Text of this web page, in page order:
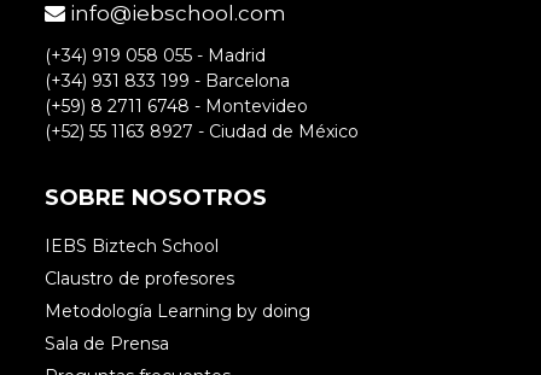
info@iebschool.com
(+34) 919 058 055 - Madrid
(+34) 931 833 199 - Barcelona
(+59) 8 2711 6748 - Montevideo
(+52) 55 1163 8927 - Ciudad de México
SOBRE NOSOTROS
IEBS Biztech School
Claustro de profesores
Metodología Learning by doing
Sala de Prensa